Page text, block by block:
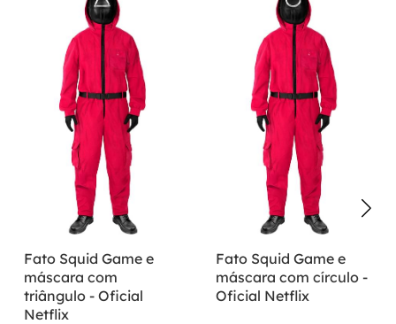
Fato Squid Game e
máscara com
triângulo - Oficial
Netflix
Fato Squid Game e
máscara com círculo -
Oficial Netflix